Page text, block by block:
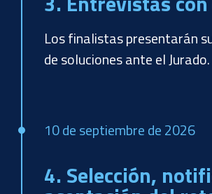
Los finalistas presentarán
de soluciones ante el Jurado.
10 de septiembre de 2026
4. Selección,